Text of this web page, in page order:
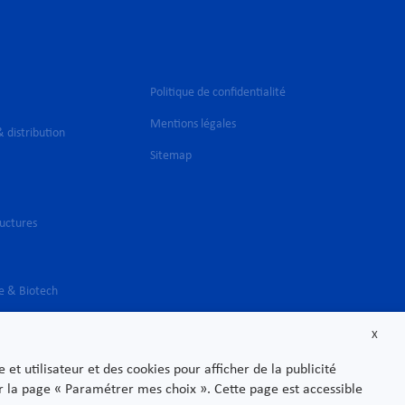
distribution
& Biotech
Politique de confidentialité
Mentions légales
Sitemap
X
et utilisateur et des cookies pour afficher de la publicité
page « Paramétrer mes choix ». Cette page est accessible